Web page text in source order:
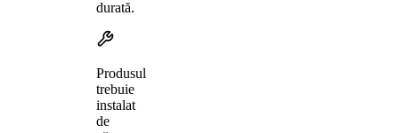
durată.
Produsul
trebuie
instalat
de